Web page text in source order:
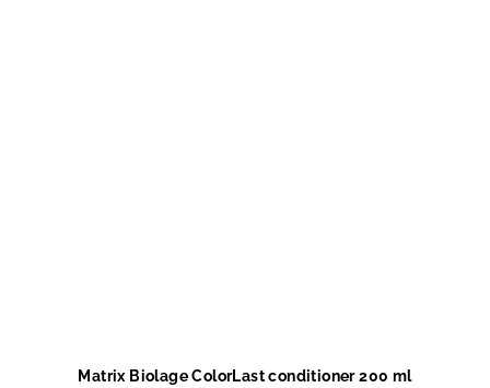
Matrix Biolage ColorLast conditioner 200 ml